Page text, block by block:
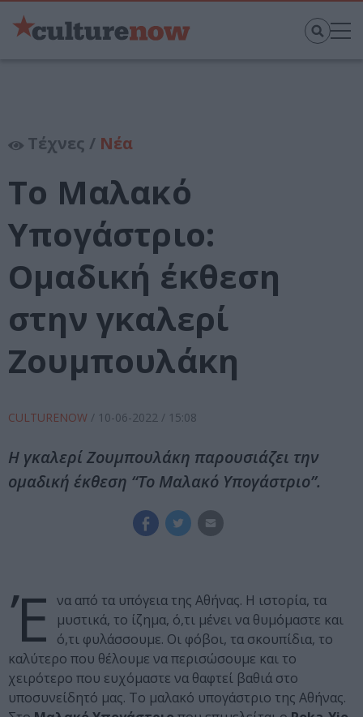
Τέχνες / Νέα
Το Μαλακό
Υπογάστριο:
Ομαδική έκθεση
στην γκαλερί
Ζουμπουλάκη
CULTURENOW / 10-06-2022 / 15:08
Η γκαλερί Ζουμπουλάκη παρουσιάζει την
ομαδική έκθεση “Το Μαλακό Υπογάστριο”.
Έ να από τα υπόγεια της Αθήνας. Η ιστορία, τα
μυστικά, το ίζημα, ό,τι μένει να θυμόμαστε και
ό,τι φυλάσσουμε. Οι φόβοι, τα σκουπίδια, το
καλύτερο που θέλουμε να περισώσουμε και το
χειρότερο που ευχόμαστε να θαφτεί βαθιά στο
υποσυνείδητό μας. Το μαλακό υπογάστριο της Αθήνας.